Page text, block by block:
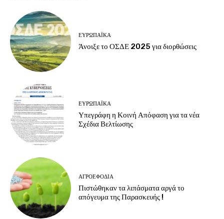
ΕΥΡΩΠΑΪΚΆ
Άνοιξε το ΟΣΔΕ 2025 για διορθώσεις
ΕΥΡΩΠΑΪΚΆ
Υπεγράφη η Κοινή Απόφαση για τα νέα
Σχέδια Βελτίωσης
ΑΓΡΟΕΦΌΔΙΑ
Πιστώθηκαν τα λιπάσματα αργά το
απόγευμα της Παρασκευής !